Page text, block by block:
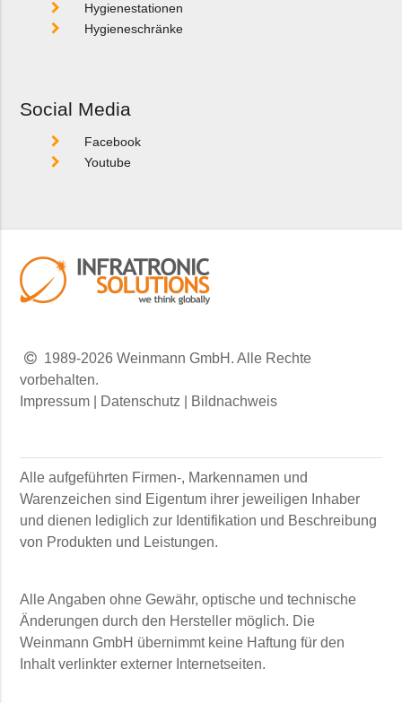
Hygienestationen
Hygieneschränke
Social Media
Facebook
Youtube
1989-2026 Weinmann GmbH. Alle Rechte
vorbehalten.
Impressum
Datenschutz Bildnachweis
Alle aufgeführten Firmen-, Markennamen und
Warenzeichen sind Eigentum ihrer jeweiligen Inhaber
und dienen lediglich zur Identifikation und Beschreibung
von Produkten und Leistungen.
Alle Angaben ohne Gewähr, optische und technische
Änderungen durch den Hersteller möglich. Die
Weinmann GmbH übernimmt keine Haftung für den
Inhalt verlinkter externer Internetseiten.